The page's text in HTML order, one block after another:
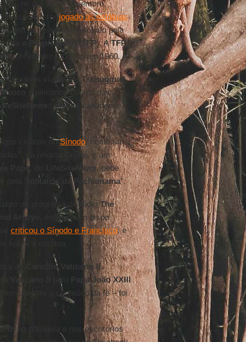
no dia 12 de novembro,
assumiu terjogado as estátuas
, em um evento promovido pela
e Propriedade ( TFP). ATFP
brasileiro fundado em 1960.
vários vídeos de Tschugguel,
queimando efígies das
LifeSiteNews
, um site canadense
críticos doSínodo, como um
da revista
Crisis, e um
Pope, do LifeSiteNews, pede
“ idolatria da Pachamama”.
do programa de rádio The
Arroyo
, entrevista o bispo
criticou o Sínodo e Francisco, e
sobre a estátua.
ao Concílio Vaticano II.
pelo
Papa João XXIII
sobre o conteúdo da fé – foi
na paróquia e nos escritórios